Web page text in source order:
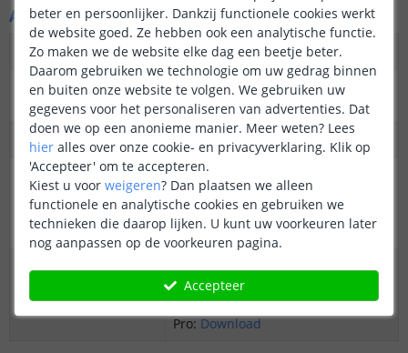
Algemene kenmerken
Dimbaar
Ja
3M plakstrip over de
gehele lengte
Ja
Garantie
5 jaar
Op maat te knippen
Basic: elke 16,7 cm
Premium: elke 10 cm
Prime: 2,5 cm
Pro: elke 5 cm
Datasheet
Basic:Download
Premium:Download
Prime:Download
Pro: Download
beter en persoonlijker. Dankzij functionele cookies werkt
de website goed. Ze hebben ook een analytische functie.
Zo maken we de website elke dag een beetje beter.
Daarom gebruiken we technologie om uw gedrag binnen
en buiten onze website te volgen. We gebruiken uw
gegevens voor het personaliseren van advertenties. Dat
doen we op een anonieme manier. Meer weten? Lees
hier alles over onze cookie- en privacyverklaring. Klik op
'Accepteer' om te accepteren.
Kiest u voor weigeren? Dan plaatsen we alleen
functionele en analytische cookies en gebruiken we
technieken die daarop lijken. U kunt uw voorkeuren later
nog aanpassen op de voorkeuren pagina.
Accepteer